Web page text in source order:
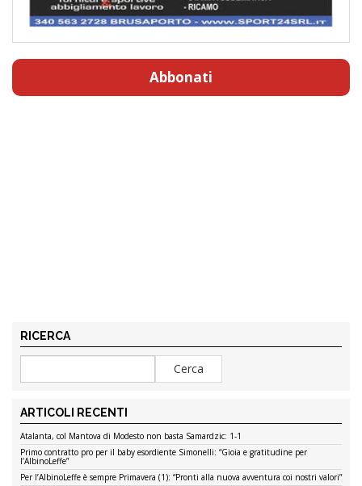
Abbonati
RICERCA
ARTICOLI RECENTI
Atalanta, col Mantova di Modesto non basta Samardzic: 1-1
Primo contratto pro per il baby esordiente Simonelli: “Gioia e gratitudine per
l’AlbinoLeffe”
Per l’AlbinoLeffe è sempre Primavera (1): “Pronti alla nuova avventura coi nostri valori”